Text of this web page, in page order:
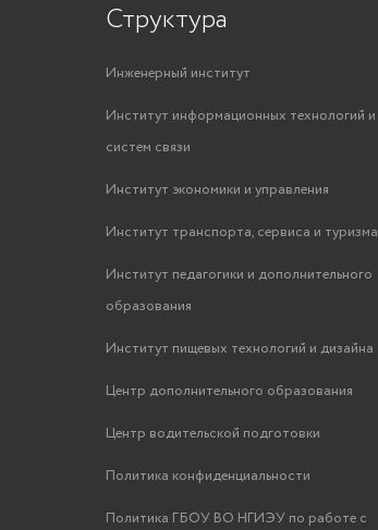
Структура
Инженерный институт
Институт информационных технологий и
систем связи
Институт экономики и управления
Институт транспорта, сервиса и туризма
Институт педагогики и дополнительного
образования
Институт пищевых технологий и дизайна
Центр дополнительного образования
Центр водительской подготовки
Политика конфиденциальности
Политика ГБОУ ВО НГИЭУ по работе с